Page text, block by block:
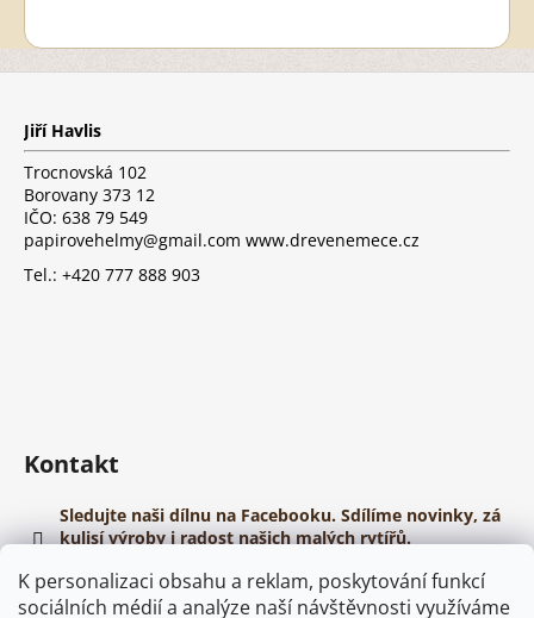
K personalizaci obsahu a reklam, poskytování funkcí
sociálních médií a analýze naší návštěvnosti využíváme
Z
Jiří Havlis
Trocnovská 102
Borovany 373 12
IČO: 638 79 549
papirovehelmy@gmail.com www.drevenemece.cz
Tel.: +420 777 888 903
Kontakt
Sledujte naši dílnu na Facebooku. Sdílíme novinky, zá
kulisí výroby i radost našich malých rytířů.